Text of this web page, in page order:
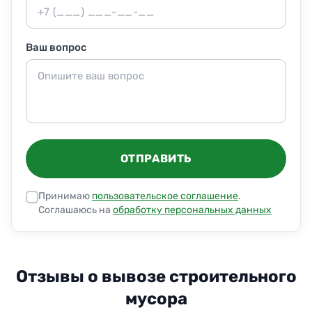
Ваш вопрос
ОТПРАВИТЬ
Принимаю пользовательское соглашение.
Соглашаюсь на обработку персональных данных
Отзывы о вывозе строительного
мусора